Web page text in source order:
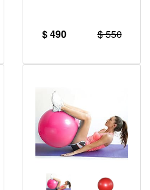
$ 490 $ 550